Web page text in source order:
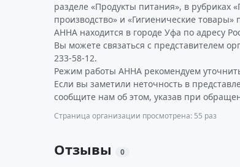
разделе «Продукты питания», в рубриках
производство» и «Гигиенические
АННА находится в городе Уфа по адресу
Вы можете связаться с представителем
233-58-12.
Режим работы АННА рекомендуем
Если вы заметили неточность в
сообщите нам об этом, указав при
Страница организации просмотрена: 55 раз
Отзывы 0